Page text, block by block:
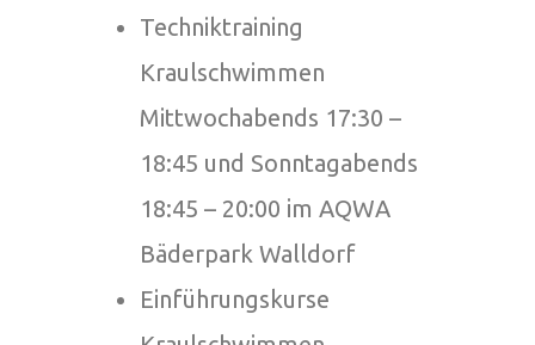
Techniktraining
Kraulschwimmen
Mittwochabends 17:30 –
18:45 und Sonntagabends
18:45 – 20:00 im AQWA
Bäderpark Walldorf
Einführungskurse